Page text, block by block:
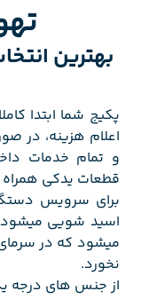
بهترین
پکیج شما ابتدا
اعلام هزینه، در
و تمام خدمات
قطعات یدکی
برای سرویس
اسید شویی
میشود که در
نخورد.
از جنس های درجه